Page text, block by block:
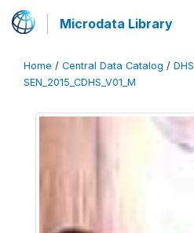
Microdata Library
Home / Central Data Catalog / DHS
SEN_2015_CDHS_V01_M